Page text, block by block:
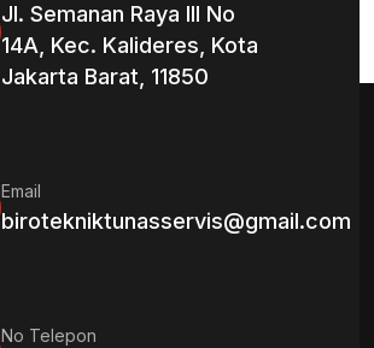
Jl. Semanan Raya III No
14A, Kec. Kalideres, Kota
Jakarta Barat, 11850
Email
birotekniktunasservis@gmail.com
No Telepon